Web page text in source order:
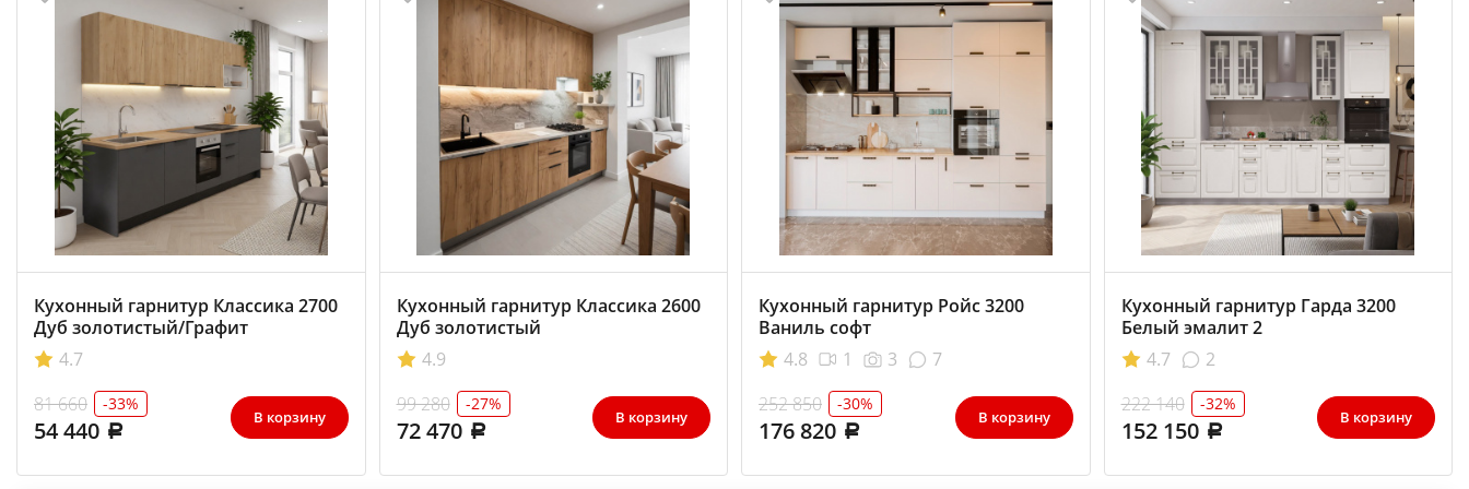
Кухонный гарнитур Классика 2700
Дуб золотистый/Графит
4.7
81 660
-33%
54 440 В корзину
Кухонный гарнитур Классика 2600
Дуб золотистый
4.9
99 280
-27%
72 470 В корзину
Кухонный гарнитур Ройс 3200
Ваниль софт
4.8
1 3
7
252 850
-30%
176 820 В корзину
Кухонный гарнитур Гарда 3200
Белый эмалит 2
4.7
2
222 140
-32%
152 150 В корзину